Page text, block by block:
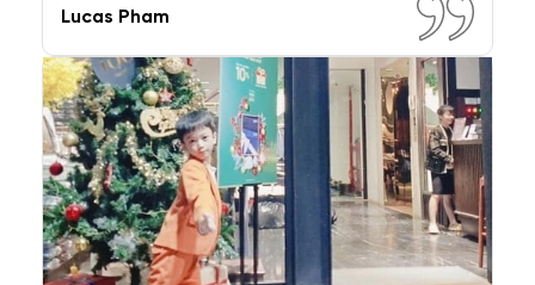
gặp được 1 bạn nhân viên có kĩ năng chăm sóc
cún tốt, bạn ấy chỉ thuốc và liều lượng dùng
cho bé rất tận tình, chỉ 2 ngày mà cún đã khỏi
hẳn rồi. Cảm ơn shop cảm ơn Nhung nhiều lắm
nhé
Dung Trần